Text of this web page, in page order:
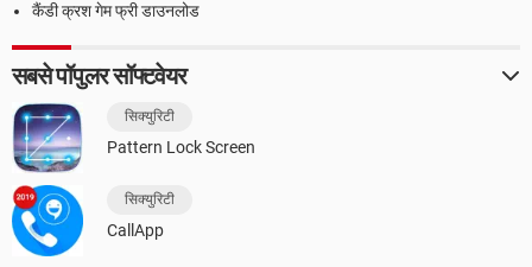
कैंडी क्रश गेम फ्री डाउनलोड
सबसे पॉपुलर सॉफ्टवेयर
सिक्युरिटी
Pattern Lock Screen
सिक्युरिटी
CallApp